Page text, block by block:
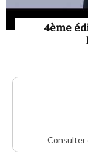
4ème
Consulter